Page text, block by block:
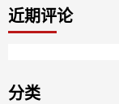
近期评论
分类